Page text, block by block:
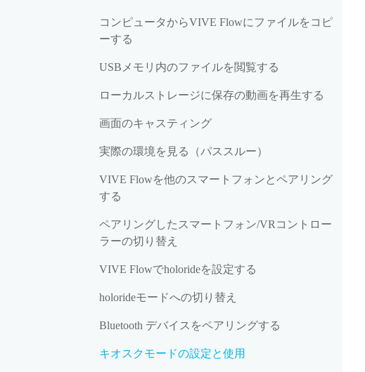
コンピュータからVIVE Flowにファイルをコピ
ーする
USBメモリ内のファイルを閲覧する
ローカルストレージに保存の動画を再生する
画面のキャスティング
実際の環境を見る（パススルー）
VIVE Flowを他のスマートフォンとペアリング
する
ペアリングしたスマートフォン/VRコントロー
ラーの切り替え
VIVE Flowでholorideを設定する
holorideモードへの切り替え
Bluetooth デバイスをペアリングする
キオスクモードの設定と使用